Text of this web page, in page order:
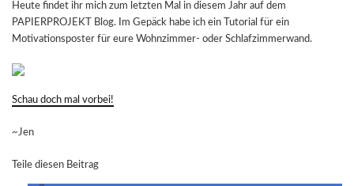
Heute findet ihr mich zum letzten Mal in diesem Jahr auf dem
PAPIERPROJEKT Blog. Im Gepäck habe ich ein Tutorial für ein
Motivationsposter für eure Wohnzimmer- oder Schlafzimmerwand.
Schau doch mal vorbei!
~Jen
Teile diesen Beitrag